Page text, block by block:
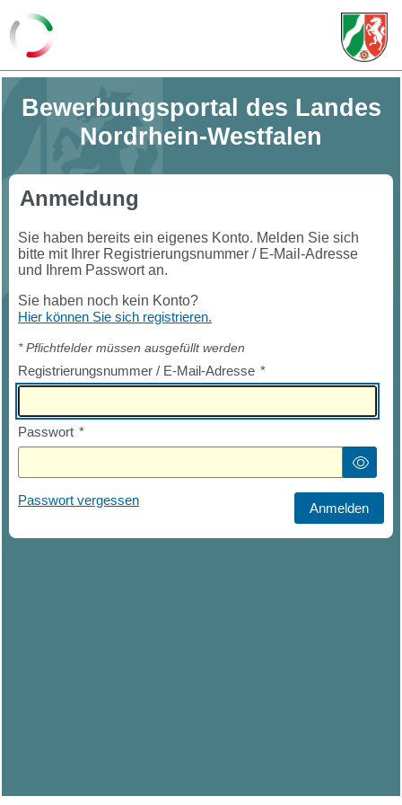
Bewerbungsportal des Landes
Nordrhein-Westfalen
Anmeldung
Sie haben bereits ein eigenes Konto. Melden Sie sich
bitte mit Ihrer Registrierungsnummer / E-Mail-Adresse
und Ihrem Passwort an.
Sie haben noch kein Konto?
Hier können Sie sich registrieren.
* Pflichtfelder müssen ausgefüllt werden
Registrierungsnummer / E-Mail-Adresse *
Passwort *
Passwort vergessen
Anmelden